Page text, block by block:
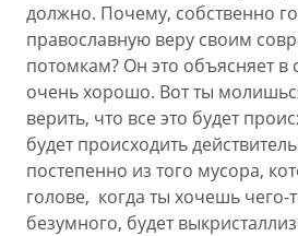
должно. Почему, собственно
православную веру своим
потомкам? Он это объясняет в
очень хорошо. Вот ты
верить, что все это будет
будет происходить
постепенно из того мусора,
голове, когда ты хочешь чего-
безумного, будет